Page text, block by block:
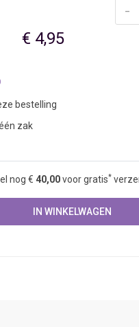
-
€ 4,95
bestelling
zak
nog € 40,00voor gratis*
IN WINKELWAGEN